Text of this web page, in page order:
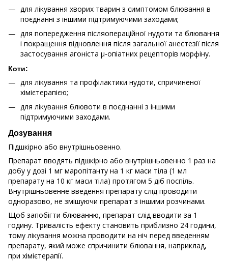
для лікування хворих тварин з симптомом блювання в
поєднанні з іншими підтримуючими заходами;
для попередження післяопераційної нудоти та блювання
і покращення відновлення після загальної анестезії після
застосування агоніста μ-опіатних рецепторів морфіну.
Коти:
для лікування та профілактики нудоти, спричиненої
хімієтерапією;
для лікування блювоти в поєднанні з іншими
підтримуючими заходами.
Дозування
Підшкірно або внутрішньовенно.
Препарат вводять підшкірно або внутрішньовенно 1 раз на
добу у дозі 1 мг маропітанту на 1 кг маси тіла (1 мл
препарату на 10 кг маси тіла) протягом 5 діб поспіль.
Внутрішньовенне введення препарату слід проводити
одноразово, не змішуючи препарат з іншими розчинами.
Щоб запобігти блюванню, препарат слід вводити за 1
годину. Тривалість ефекту становить приблизно 24 години,
тому лікування можна проводити на ніч перед введенням
препарату, який може спричинити блювання, наприклад,
при хімієтерапії.